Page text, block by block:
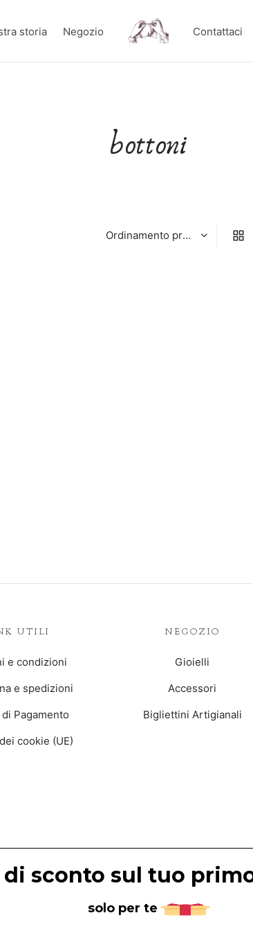
storia Negozio Contattaci
bottoni
UTILI
e condizioni
e spedizioni
Pagamento
cookie (UE)
NEGOZIO
Gioielli
Accessori
Bigliettini Artigianali
di sconto sul tuo
solo per te